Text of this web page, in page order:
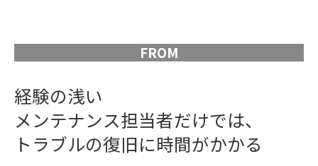
FROM
経験の浅い
メンテナンス担当者だけでは、
トラブルの復旧に時間がかかる